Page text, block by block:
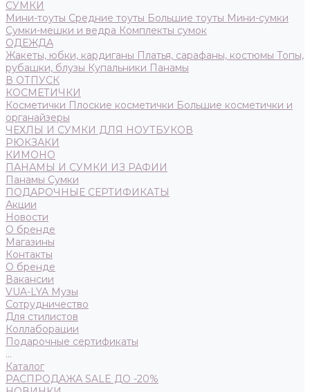
СУМКИ
Мини-тоуты Средние тоуты Большие тоуты Мини-сумки
Сумки-мешки и ведра Комплекты сумок
ОДЕЖДА
Жакеты, юбки, кардиганы Платья, сарафаны, костюмы Топы,
рубашки, блузы Купальники Панамы
В ОТПУСК
КОСМЕТИЧКИ
Косметички Плоские косметички Большие косметички и
органайзеры
ЧЕХЛЫ И СУМКИ ДЛЯ НОУТБУКОВ
РЮКЗАКИ
КИМОНО
ПАНАМЫ И СУМКИ ИЗ РАФИИ
Панамы Сумки
ПОДАРОЧНЫЕ СЕРТИФИКАТЫ
Акции
Новости
О бренде
Магазины
Контакты
О бренде
Вакансии
VUA-LYA Музы
Сотрудничество
Для стилистов
Коллаборации
Подарочные сертификаты
...
Каталог
РАСПРОДАЖА SALE ДО -20%